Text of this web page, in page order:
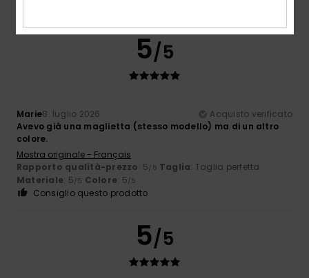
5/5
Marie8. luglio 2026
Acquisto verificato
Avevo già una maglietta (stesso modello) ma di un altro
colore.
Mostra originale - Français
Rapporto qualità-prezzo: 5/5 Taglia: Taglia perfetta
Materiale: 5/5 Colore: 5/5
Consiglio questo prodotto
5/5